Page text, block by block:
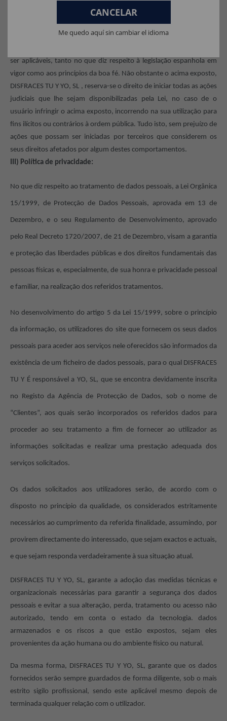
utilizador não cumprir as condições estabelecidas,
, poderá restringir o acesso desse utilizador.
O utilizador garante a correta utilização deste site e dos seus
ser aplicáveis, tanto no que diz respeito à legislação espanhola em
vigor como aos princípios da boa fé. Não obstante o acima exposto,
DISFRACES TU Y YO, SL , reserva-se o direito de iniciar todas as ações
judiciais que lhe sejam disponibilizadas pela Lei, no caso de o
usuário infringir o acima exposto, incorrendo na sua utilização para
fins ilícitos ou contrários à ordem pública. Tudo isto, sem prejuízo de
ações que possam ser iniciadas por terceiros que considerem os
seus direitos afetados por algum destes comportamentos.
III) Política de privacidade:
No que diz respeito ao tratamento de dados pessoais, a Lei Orgânica
15/1999, de Protecção de Dados Pessoais, aprovada em 13 de
Dezembro, e o seu Regulamento de Desenvolvimento, aprovado
pelo Real Decreto 1720/2007, de 21 de Dezembro, visam a garantia
e proteção das liberdades públicas e dos direitos fundamentais das
pessoas físicas e, especialmente, de sua honra e privacidade pessoal
e familiar, na realização dos referidos tratamentos.
No desenvolvimento do artigo 5 da Lei 15/1999, sobre o princípio
da informação, os utilizadores do site que fornecem os seus dados
pessoais para aceder aos serviços nele oferecidos são informados da
existência de um ficheiro de dados pessoais, para o qual DISFRACES
TU Y É responsável a YO, SL, que se encontra devidamente inscrita
no Registo da Agência de Protecção de Dados, sob o nome de
“Clientes”, aos quais serão incorporados os referidos dados para
proceder ao seu tratamento a fim de fornecer ao utilizador as
informações solicitadas e realizar uma prestação adequada dos
serviços solicitados.
Os dados solicitados aos utilizadores serão, de acordo com o
disposto no princípio da qualidade, os considerados estritamente
necessários ao cumprimento da referida finalidade, assumindo, por
provirem directamente do interessado, que sejam exactos e actuais,
e que sejam responda verdadeiramente à sua situação atual.
DISFRACES TU Y YO, SL, garante a adoção das medidas técnicas e
organizacionais necessárias para garantir a segurança dos dados
pessoais e evitar a sua alteração, perda, tratamento ou acesso não
autorizado, tendo em conta o estado da tecnologia. dados
armazenados e os riscos a que estão expostos, sejam eles
provenientes da ação humana ou do ambiente físico ou natural.
Da mesma forma, DISFRACES TU Y YO, SL, garante que os dados
fornecidos serão sempre guardados de forma diligente, sob o mais
estrito sigilo profissional, sendo este aplicável mesmo depois de
terminada qualquer relação com o utilizador.
CANCELAR
Me quedo aquí sin cambiar el idioma